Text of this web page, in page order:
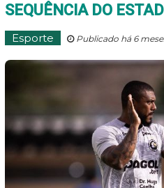
SEQUÊNCIA DO
Esporte Publicado há 6